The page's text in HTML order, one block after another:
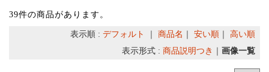
39件の商品があります。
表示順 : デフォルト 商品名 安い順
高い順
表示形式 : 商品説明つき 画像一覧